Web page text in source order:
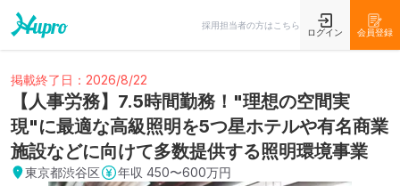
採用担当者の方はこちら
ログイン 会員登録
掲載終了日：2026/8/22
【人事労務】7.5時間勤務！"理想の空間実
現"に最適な高級照明を5つ星ホテルや有名商業
施設などに向けて多数提供する照明環境事業
東京都渋谷区 年収 450〜600万円